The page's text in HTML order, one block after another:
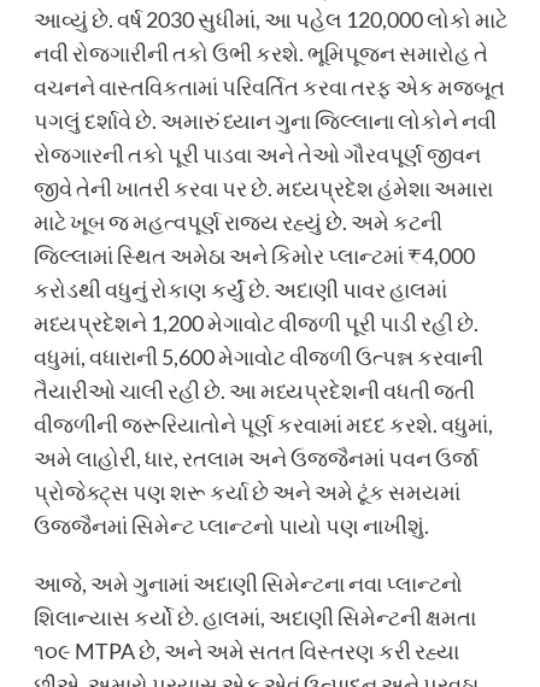
આવ્યું છે. વર્ષ 2030 સુધીમાં, આ પહેલ 120,000 લોકો માટે
નવી રોજગારીની તકો ઉભી કરશે. ભૂમિપૂજન સમારોહ તે
વચનને વાસ્તવિકતામાં પરિવર્તિત કરવા તરફ એક મજબૂત
પગલું દર્શાવે છે. અમારું ધ્યાન ગુના જિલ્લાના લોકોને નવી
રોજગારની તકો પૂરી પાડવા અને તેઓ ગૌરવપૂર્ણ જીવન
જીવે તેની ખાતરી કરવા પર છે. મધ્યપ્રદેશ હંમેશા અમારા
માટે ખૂબ જ મહત્વપૂર્ણ રાજ્ય રહ્યું છે. અમે કટની
જિલ્લામાં સ્થિત અમેઠા અને કિમોર પ્લાન્ટમાં ₹4,000
કરોડથી વધુનું રોકાણ કર્યું છે. અદાણી પાવર હાલમાં
મધ્યપ્રદેશને 1,200 મેગાવોટ વીજળી પૂરી પાડી રહી છે.
વધુમાં, વધારાની 5,600 મેગાવોટ વીજળી ઉત્પન્ન કરવાની
તૈયારીઓ ચાલી રહી છે. આ મધ્યપ્રદેશની વધતી જતી
વીજળીની જરૂરિયાતોને પૂર્ણ કરવામાં મદદ કરશે. વધુમાં,
અમે લાહોરી, ધાર, રતલામ અને ઉજ્જૈનમાં પવન ઉર્જા
પ્રોજેક્ટ્સ પણ શરૂ કર્યા છે અને અમે ટૂંક સમયમાં
ઉજ્જૈનમાં સિમેન્ટ પ્લાન્ટનો પાયો પણ નાખીશું.
આજે, અમે ગુનામાં અદાણી સિમેન્ટના નવા પ્લાન્ટનો
શિલાન્યાસ કર્યો છે. હાલમાં, અદાણી સિમેન્ટની ક્ષમતા
૧૦૯ MTPA છે, અને અમે સતત વિસ્તરણ કરી રહ્યા